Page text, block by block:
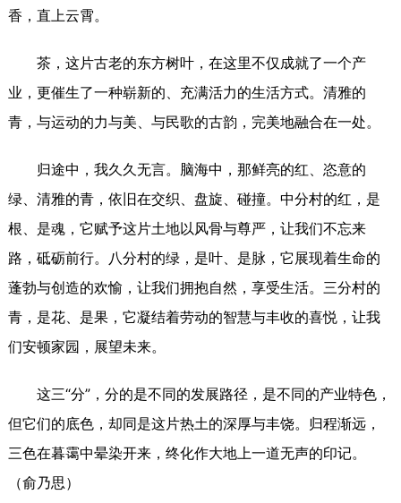
香，直上云霄。
茶，这片古老的东方树叶，在这里不仅成就了一个产
业，更催生了一种崭新的、充满活力的生活方式。清雅的
青，与运动的力与美、与民歌的古韵，完美地融合在一处。
归途中，我久久无言。脑海中，那鲜亮的红、恣意的
绿、清雅的青，依旧在交织、盘旋、碰撞。中分村的红，是
根、是魂，它赋予这片土地以风骨与尊严，让我们不忘来
路，砥砺前行。八分村的绿，是叶、是脉，它展现着生命的
蓬勃与创造的欢愉，让我们拥抱自然，享受生活。三分村的
青，是花、是果，它凝结着劳动的智慧与丰收的喜悦，让我
们安顿家园，展望未来。
这三“分”，分的是不同的发展路径，是不同的产业特色，
但它们的底色，却同是这片热土的深厚与丰饶。归程渐远，
三色在暮霭中晕染开来，终化作大地上一道无声的印记。
（俞乃思）